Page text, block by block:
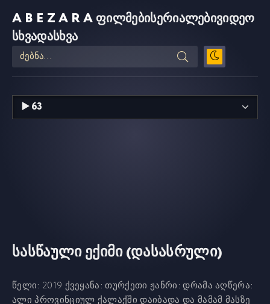
ABEZARA ფილმებისერიალებივიდეო
სხვადასხვა
სასწაული ექიმი (დასასრული)
წელი: 2019 ქვეყანა:თურქეთი ჟანრი:დრამააღწერა:
ალი პროვინციულ ქალაქში დაიბადა და მამამ მასზე